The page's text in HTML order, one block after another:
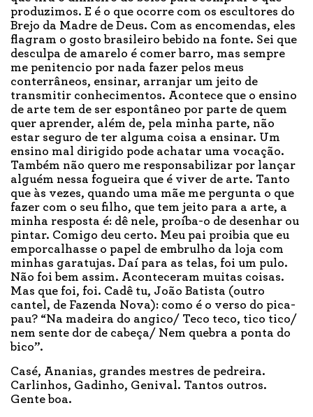
produzimos. E é o que ocorre com os escultores do
Brejo da Madre de Deus. Com as encomendas, eles
flagram o gosto brasileiro bebido na fonte. Sei que
desculpa de amarelo é comer barro, mas sempre
me penitencio por nada fazer pelos meus
conterrâneos, ensinar, arranjar um jeito de
transmitir conhecimentos. Acontece que o ensino
de arte tem de ser espontâneo por parte de quem
quer aprender, além de, pela minha parte, não
estar seguro de ter alguma coisa a ensinar. Um
ensino mal dirigido pode achatar uma vocação.
Também não quero me responsabilizar por lançar
alguém nessa fogueira que é viver de arte. Tanto
que às vezes, quando uma mãe me pergunta o que
fazer com o seu filho, que tem jeito para a arte, a
minha resposta é: dê nele, proíba-o de desenhar ou
pintar. Comigo deu certo. Meu pai proibia que eu
emporcalhasse o papel de embrulho da loja com
minhas garatujas. Daí para as telas, foi um pulo.
Não foi bem assim. Aconteceram muitas coisas.
Mas que foi, foi. Cadê tu, João Batista (outro
cantel, de Fazenda Nova): como é o verso do pica-
pau? “Na madeira do angico/ Teco teco, tico tico/
nem sente dor de cabeça/ Nem quebra a ponta do
bico”.
Casé, Ananias, grandes mestres de pedreira.
Carlinhos, Gadinho, Genival. Tantos outros.
Gente boa.